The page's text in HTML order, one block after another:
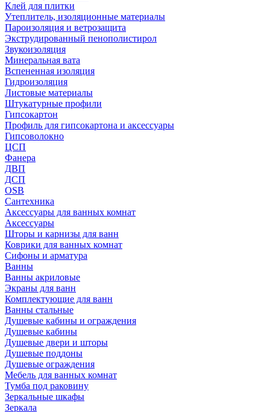
Клей для плитки
Утеплитель, изоляционные материалы
Пароизоляция и ветрозащита
Экструдированный пенополистирол
Звукоизоляция
Минеральная вата
Вспененная изоляция
Гидроизоляция
Листовые материалы
Штукатурные профили
Гипсокартон
Профиль для гипсокартона и аксессуары
Гипсоволокно
ЦСП
Фанера
ДВП
ДСП
OSB
Сантехника
Аксессуары для ванных комнат
Аксессуары
Шторы и карнизы для ванн
Коврики для ванных комнат
Сифоны и арматура
Ванны
Ванны акриловые
Экраны для ванн
Комплектующие для ванн
Ванны стальные
Душевые кабины и ограждения
Душевые кабины
Душевые двери и шторы
Душевые поддоны
Душевые ограждения
Мебель для ванных комнат
Тумба под раковину
Зеркальные шкафы
Зеркала